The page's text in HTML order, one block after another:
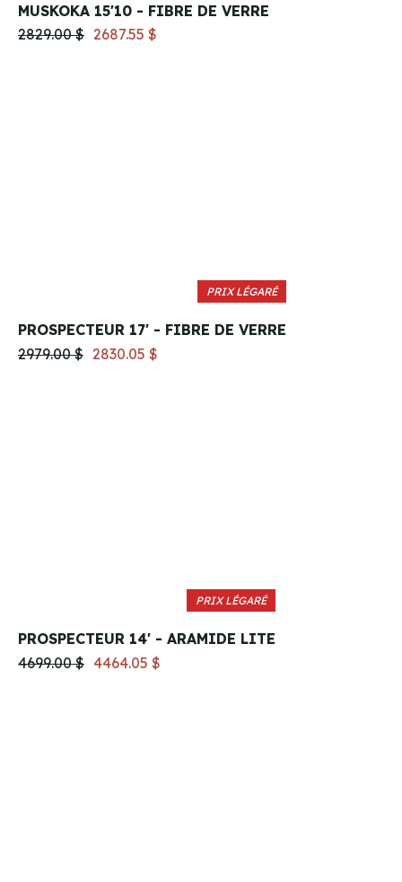
MUSKOKA 15'10 - FIBRE DE VERRE
2829.00 $ 2687.55 $
PRIX LÉGARÉ
PROSPECTEUR 17' - FIBRE DE VERRE
2979.00 $ 2830.05 $
PRIX LÉGARÉ
PROSPECTEUR 14' - ARAMIDE LITE
4699.00 $ 4464.05 $